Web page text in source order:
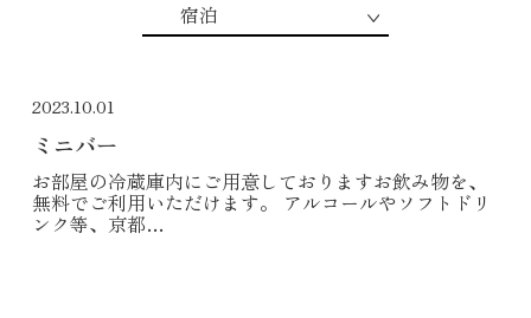
2023.10.01
ミニバー
お部屋の冷蔵庫内にご用意しておりますお飲み物を、
無料でご利用いただけます。 アルコールやソフトドリ
ンク等、京都…